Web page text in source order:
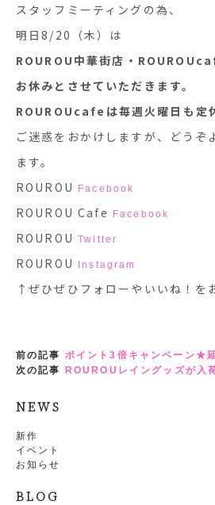
NEWS
新作
イベント
お知らせ
BLOG
スタッフミーティングの為、
明日8/20（木）は
ROUROU中華街店・
お休みとさせていただきます。
ROUROUcafeは毎週火曜日も定
ご迷惑をおかけしますが、どうぞ
ます。
ROUROU
Facebook
ROUROU Cafe Facebook
ROUROUTwitter
ROUROU Instagram
↑ぜひぜひフォローやいいね！を
前の記事 ポイント3倍キャンペーン★
次の記事 ROUROUレイングッズが入